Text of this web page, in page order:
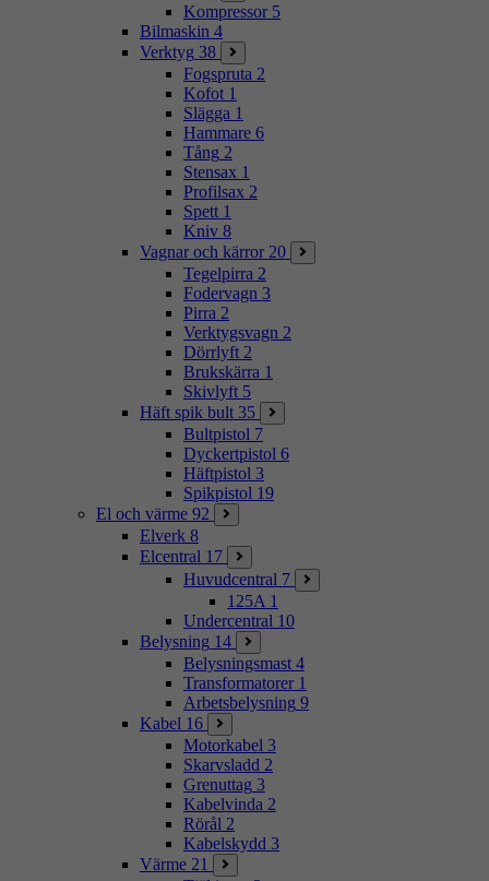
Kompressor 5
Bilmaskin 4
Verktyg 38
Fogspruta 2
Kofot 1
Slägga 1
Hammare 6
Tång 2
Stensax 1
Profilsax 2
Spett 1
Kniv 8
Vagnar och kärror 20
Tegelpirra 2
Fodervagn 3
Pirra 2
Verktygsvagn 2
Dörrlyft 2
Brukskärra 1
Skivlyft 5
Häft spik bult 35
Bultpistol 7
Dyckertpistol 6
Häftpistol 3
Spikpistol 19
El och värme 92
Elverk 8
Elcentral 17
Huvudcentral 7
125A 1
Undercentral 10
Belysning 14
Belysningsmast 4
Transformatorer 1
Arbetsbelysning 9
Kabel 16
Motorkabel 3
Skarvsladd 2
Grenuttag 3
Kabelvinda 2
Rörål 2
Kabelskydd 3
Värme 21